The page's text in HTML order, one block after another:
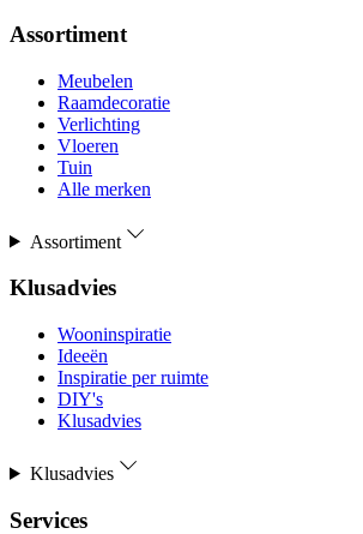
Assortiment
Meubelen
Raamdecoratie
Verlichting
Vloeren
Tuin
Alle merken
Assortiment
Klusadvies
Wooninspiratie
Ideeën
Inspiratie per ruimte
DIY's
Klusadvies
Klusadvies
Services